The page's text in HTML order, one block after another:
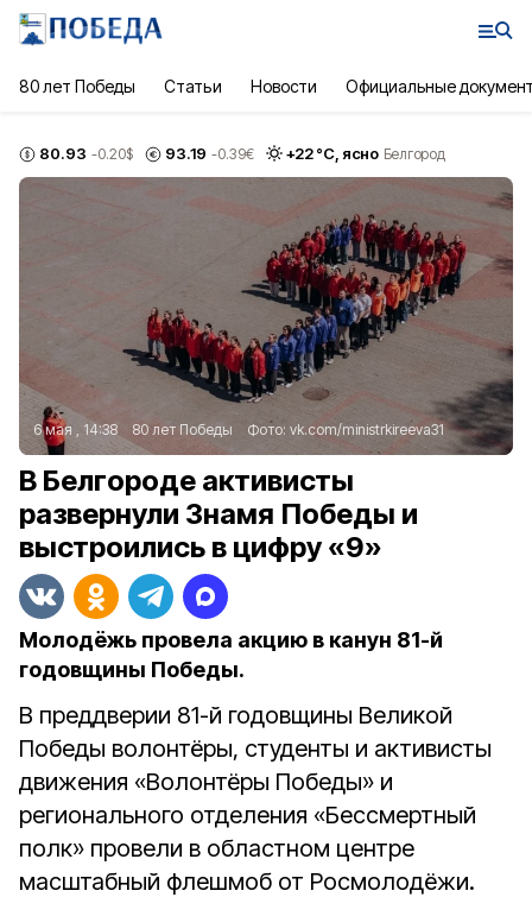
80 лет Победы Статьи Новости Официальные
80.93 -0.20$ 93.19 -0.39€ +22°С, ясно Белгород
6 мая , 14:38 80 лет Победы Фото: vk.com/ministrkireeva31
В Белгороде активисты
развернули Знамя Победы и
выстроились в цифру «9»
Молодёжь провела акцию в канун 81-й
годовщины Победы.
В преддверии 81-й годовщины Великой
Победы волонтёры, студенты и активисты
движения «Волонтёры Победы» и
регионального отделения «Бессмертный
полк» провели в областном центре
масштабный флешмоб от Росмолодёжи.